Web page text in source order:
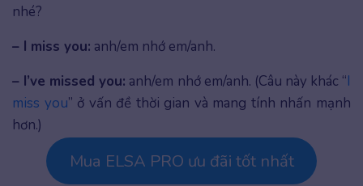
nhé?
– I miss you: anh/em nhớ em/anh.
– I’ve missed you: anh/em nhớ em/anh. (Câu này khác “I
miss you” ở vấn đề thời gian và mang tính nhấn mạnh
hơn.)
Mua ELSA PRO ưu đãi tốt nhất